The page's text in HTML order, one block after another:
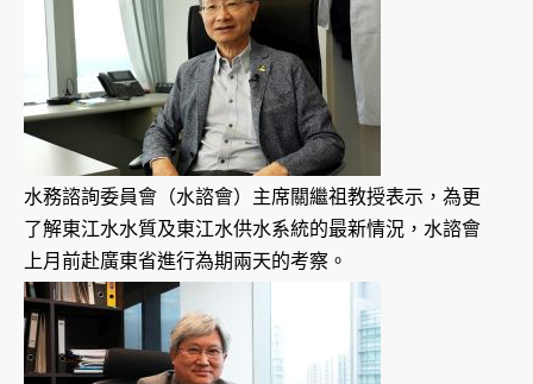
水務諮詢委員會（水諮會）主席關繼祖教授表示，為更
了解東江水水質及東江水供水系統的最新情況，水諮會
上月前赴廣東省進行為期兩天的考察。